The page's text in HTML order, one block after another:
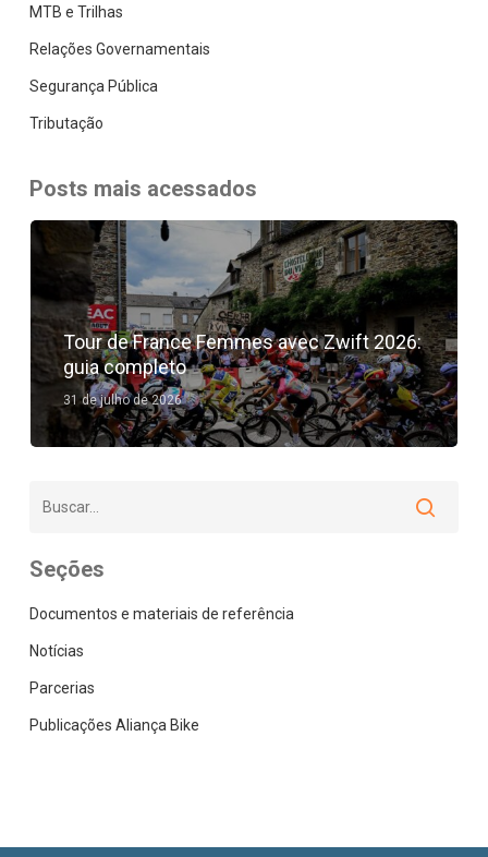
MTB e Trilhas
Relações Governamentais
Segurança Pública
Tributação
Posts mais acessados
Tour de France Femmes avec Zwift 2026:
guia completo
31 de julho de 2026
Seções
Documentos e materiais de referência
Notícias
Parcerias
Publicações Aliança Bike